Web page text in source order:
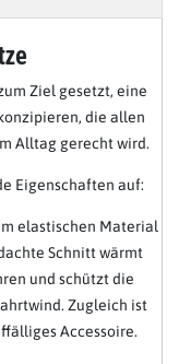
Ziel gesetzt, eine
die allen
Alltag gerecht wird.
Eigenschaften auf:
elastischen Material
Schnitt wärmt
und schützt die
Zugleich ist
Accessoire.